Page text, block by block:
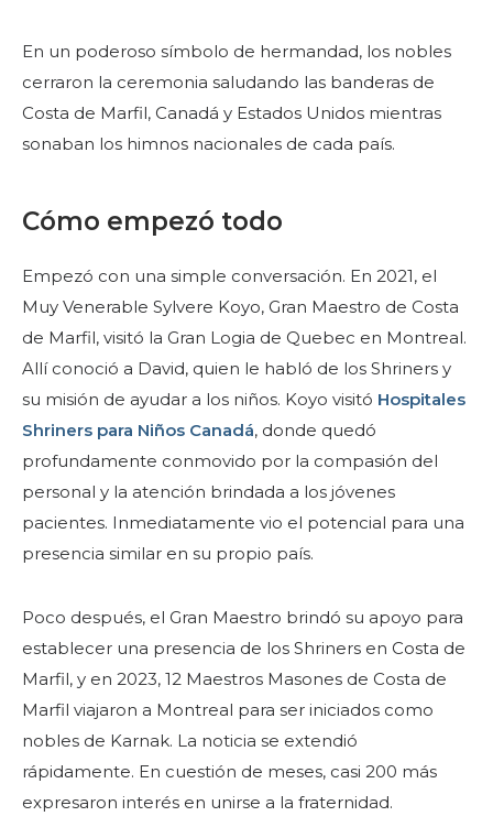
BUSCAR
NUESTRA FILANTROPÍA
LIDERAZGO
En un poderoso símbolo de hermandad, los nobles
cerraron la ceremonia saludando las banderas de
Costa de Marfil, Canadá y Estados Unidos mientras
sonaban los himnos nacionales de cada país.
Cómo empezó todo
Empezó con una simple conversación. En 2021, el
Muy Venerable Sylvere Koyo, Gran Maestro de Costa
de Marfil, visitó la Gran Logia de Quebec en Montreal.
Allí conoció a David, quien le habló de los Shriners y
su misión de ayudar a los niños. Koyo visitó Hospitales
Shriners para Niños Canadá, donde quedó
profundamente conmovido por la compasión del
personal y la atención brindada a los jóvenes
pacientes. Inmediatamente vio el potencial para una
presencia similar en su propio país.
Poco después, el Gran Maestro brindó su apoyo para
establecer una presencia de los Shriners en Costa de
Marfil, y en 2023, 12 Maestros Masones de Costa de
Marfil viajaron a Montreal para ser iniciados como
nobles de Karnak. La noticia se extendió
rápidamente. En cuestión de meses, casi 200 más
expresaron interés en unirse a la fraternidad.